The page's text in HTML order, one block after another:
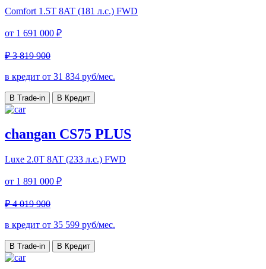
Comfort 1.5T 8AT (181 л.с.) FWD
от 1 691 000 ₽
₽ 3 819 900
в кредит от 31 834 руб/мес.
В Trade-in В Кредит
changan CS75 PLUS
Luxe 2.0T 8AT (233 л.с.) FWD
от 1 891 000 ₽
₽ 4 019 900
в кредит от 35 599 руб/мес.
В Trade-in В Кредит